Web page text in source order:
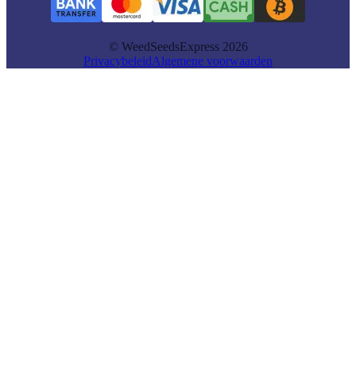
© WeedSeedsExpress 2026
PrivacybeleidAlgemene voorwaarden